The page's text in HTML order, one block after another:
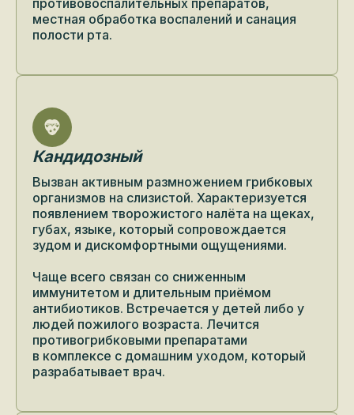
противовоспалительных препаратов,
местная обработка воспалений и санация
полости рта.
Кандидозный
Вызван активным размножением грибковых
организмов на слизистой. Характеризуется
появлением творожистого налёта на щеках,
губах, языке, который сопровождается
зудом и дискомфортными ощущениями.
Чаще всего связан со сниженным
иммунитетом и длительным приёмом
антибиотиков. Встречается у детей либо у
людей пожилого возраста. Лечится
противогрибковыми препаратами
в комплексе с домашним уходом, который
разрабатывает врач.